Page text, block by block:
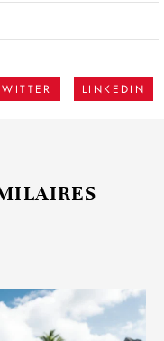
LINKEDIN